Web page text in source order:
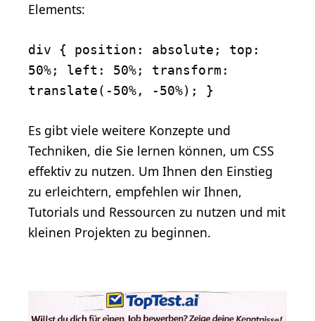
Elements:
div { position: absolute; top:
50%; left: 50%; transform:
translate(-50%, -50%); }
Es gibt viele weitere Konzepte und
Techniken, die Sie lernen können, um CSS
effektiv zu nutzen. Um Ihnen den Einstieg
zu erleichtern, empfehlen wir Ihnen,
Tutorials und Ressourcen zu nutzen und mit
kleinen Projekten zu beginnen.